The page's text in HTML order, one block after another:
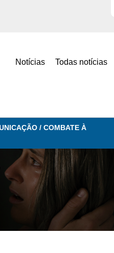
Notícias Todas notícias
/ COMBATE À